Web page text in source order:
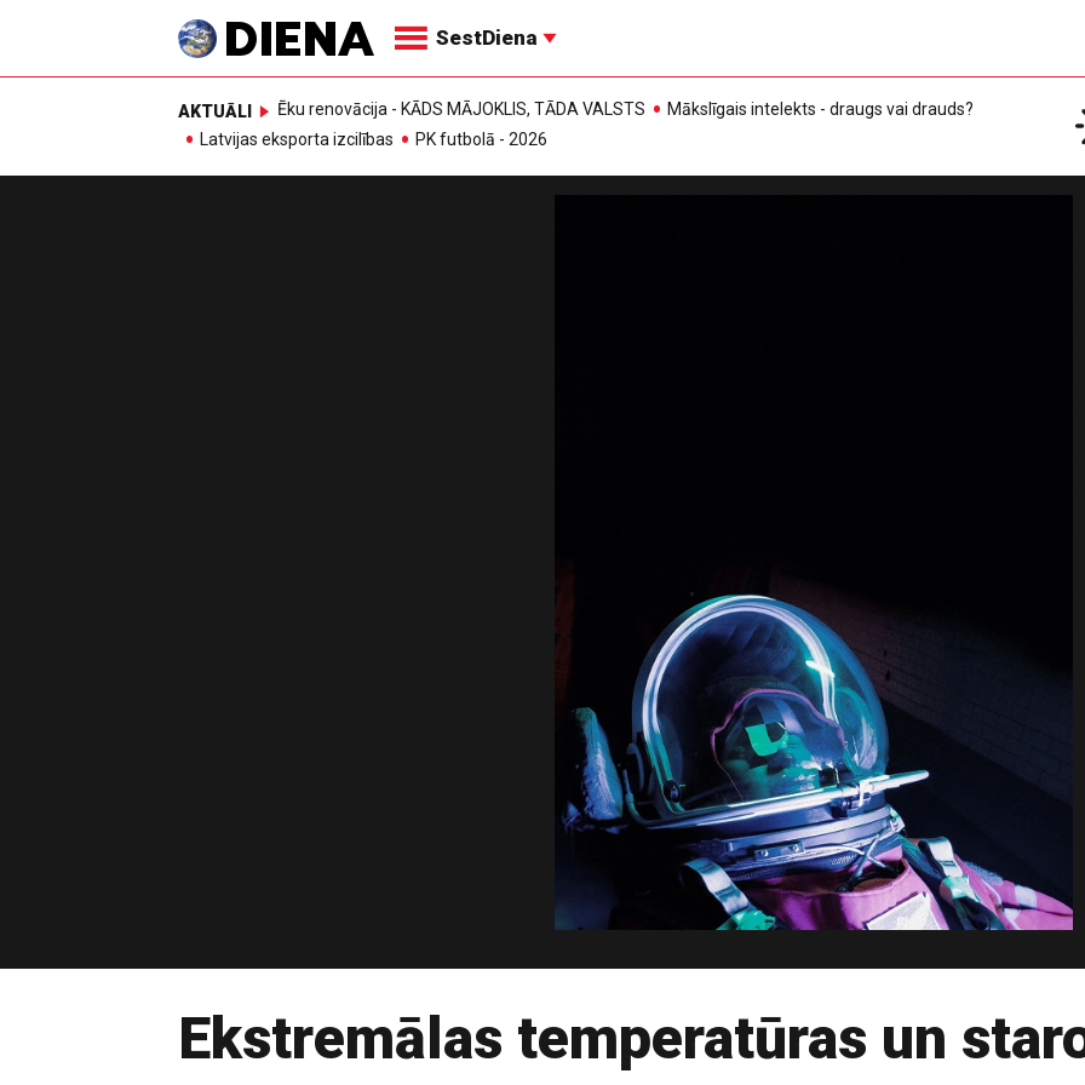
SestDiena
AKTUĀLI Ēku renovācija - KĀDS MĀJOKLIS, TĀDA VALSTS
Mākslīgais intelekts - draugs vai drauds?
Latvijas eksporta izcilības
PK futbolā - 2026
Ekstremālas temperatūras un